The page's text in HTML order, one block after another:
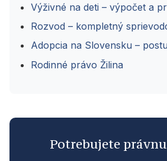
Výživné na deti – výpočet a
Rozvod – kompletný
Adopcia na Slovensku –
Rodinné právo Žilina
Potrebujete